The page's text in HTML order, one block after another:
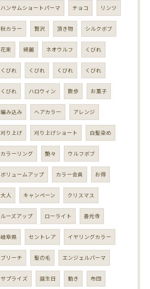
ハンサムショートパーマ チョコ リンツ
秋カラー 贅沢 頂き物 シルクボブ
花束 綺麗 ネオウルフ くびれ
くびれ くびれ くびれ くびれ
くびれ ハロウィン 散歩 お菓子
編み込み ヘアカラー アレンジ
刈り上げ 刈り上げショート 白髪染め
カラーリング 艶々 ウルフボブ
ボリュームアップ カラー会員 お得
大人 キャンペーン クリスマス
ルーズアップ ローライト 善光寺
岐阜県 セントレア イヤリングカラー
ブリーチ 髪の毛 エンジェルパーマ
サプライズ 誕生日 動き 布団